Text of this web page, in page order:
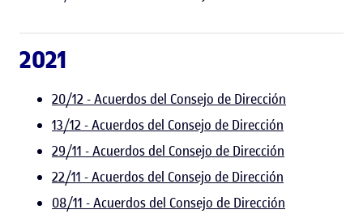
2021
20/12 - Acuerdos del Consejo de Dirección
13/12 - Acuerdos del Consejo de Dirección
29/11 - Acuerdos del Consejo de Dirección
22/11 - Acuerdos del Consejo de Dirección
08/11 - Acuerdos del Consejo de Dirección